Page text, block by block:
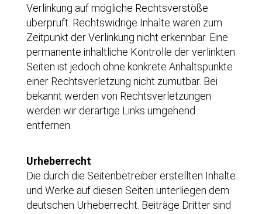
Verlinkung auf mögliche Rechtsverstöße
überprüft. Rechtswidrige Inhalte waren zum
Zeitpunkt der Verlinkung nicht erkennbar. Eine
permanente inhaltliche Kontrolle der verlinkten
Seiten ist jedoch ohne konkrete Anhaltspunkte
einer Rechtsverletzung nicht zumutbar. Bei
bekannt werden von Rechtsverletzungen
werden wir derartige Links umgehend
entfernen.
Urheberrecht
Die durch die Seitenbetreiber erstellten Inhalte
und Werke auf diesen Seiten unterliegen dem
deutschen Urheberrecht. Beiträge Dritter sind